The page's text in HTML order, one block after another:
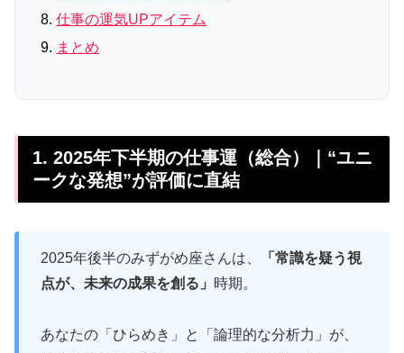
仕事の運気UPアイテム
まとめ
1. 2025年下半期の仕事運（総合）｜“ユニ
ークな発想”が評価に直結
2025年後半のみずがめ座さんは、
「常識を疑う視
点が、未来の成果を創る」 時期。
あなたの「ひらめき」と「論理的な分析力」が、